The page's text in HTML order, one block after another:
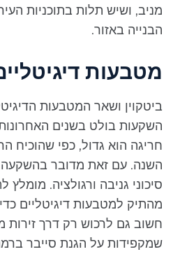
מניב, ושיש תלות בתוכניות
הבנייה באזור.
מטבעות דיגיטליים
ביטקוין ושאר המטבעות
השקעות בולט בשנים
חריגה הוא גדול, כפי שהוכיח
השנה. עם זאת מדובר בהשקעה
סיכוני גניבה ורגולציה. מומלץ
מהתיק למטבעות דיגיטליים כדי
חשוב גם לרכוש רק דרך זירות
שמקפידות על הגנת סייבר ברמה